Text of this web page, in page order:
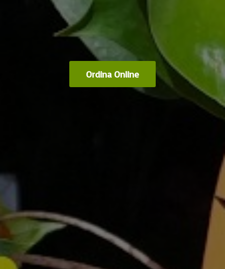
Ordina Online